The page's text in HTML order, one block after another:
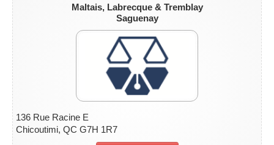
Maltais, Labrecque & Tremblay
Saguenay
136 Rue Racine E
Chicoutimi, QC G7H 1R7